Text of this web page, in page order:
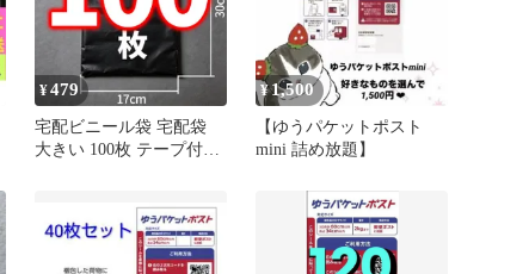
クポスト ゆうパケット
フリマ ポイント消化
MER0083
¥479
宅配ビニール袋 宅配袋
大きい 100枚 テープ付き
材 発送 透けない 防水 普
通 郵便 クリックポスト
封筒 フリマ 宅急便 ネコ
¥1,500
【ゆうパケットポスト
mini 詰め放題】